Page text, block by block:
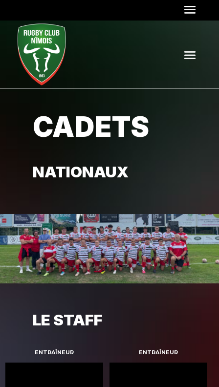
CADETS
NATIONAUX
LE STAFF
ENTRAÎNEUR ENTRAÎNEUR